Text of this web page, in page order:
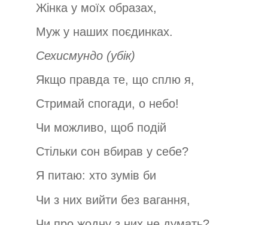
Жінка у моїх образах,
Муж у наших поєдинках.
Сехисмундо (убік)
Якщо правда те, що сплю я,
Стримай спогади, о небо!
Чи можливо, щоб подій
Стільки сон вбирав у себе?
Я питаю: хто зумів би
Чи з них вийти без вагання,